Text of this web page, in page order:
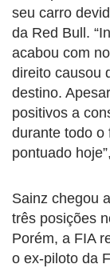
seu carro
da Red Bull.
acabou com
direito causou
destino.
positivos a
durante todo o
pontuado
Sainz chegou
três posições
Porém, a FIA
o ex-piloto da